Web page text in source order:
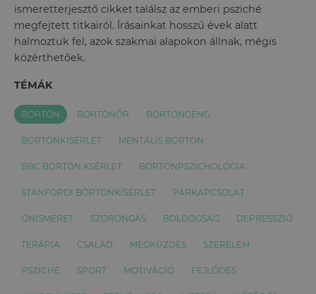
ismeretterjesztő cikket találsz az emberi psziché
megfejtett titkairól. Írásainkat hosszú évek alatt
halmoztuk fel, azok szakmai alapokon állnak, mégis
közérthetőek.
TÉMÁK
BÖRTÖN BÖRTÖNŐR BÖRTÖNGENG
BÖRTÖNKÍSÉRLET MENTÁLIS BÖRTÖN
BBC BÖRTÖN KSÉRLET BÖRTÖNPSZICHOLÓGIA
STANFORDI BÖRTÖNKÍSÉRLET PÁRKAPCSOLAT
ÖNISMERET SZORONGÁS BOLDOGSÁG DEPRESSZIÓ
TERÁPIA CSALÁD MEGKÜZDÉS SZERELEM
PSZICHÉ SPORT MOTIVÁCIÓ FEJLŐDÉS